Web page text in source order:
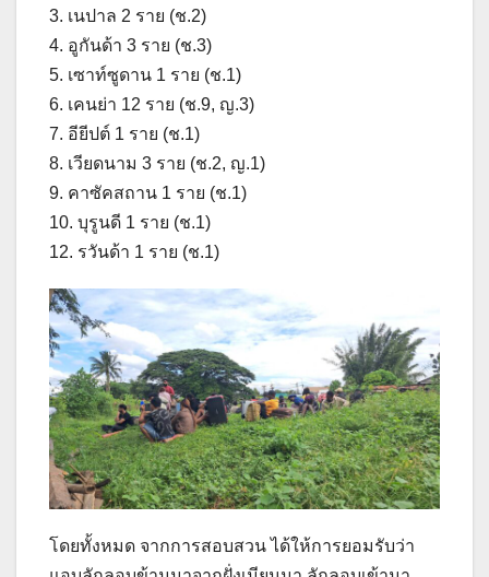
3. เนปาล 2 ราย (ช.2)
4. อูกันด้า 3 ราย (ช.3)
5. เซาท์ซูดาน 1 ราย (ช.1)
6. เคนย่า 12 ราย (ช.9, ญ.3)
7. อียีปต์ 1 ราย (ช.1)
8. เวียดนาม 3 ราย (ช.2, ญ.1)
9. คาซัคสถาน 1 ราย (ช.1)
10. บุรูนดี 1 ราย (ช.1)
12. รวันด้า 1 ราย (ช.1)
โดยทั้งหมด จากการสอบสวน ได้ให้การยอมรับว่า